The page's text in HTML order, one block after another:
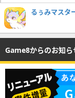
るぅみマスタ
Game8からのお知ら